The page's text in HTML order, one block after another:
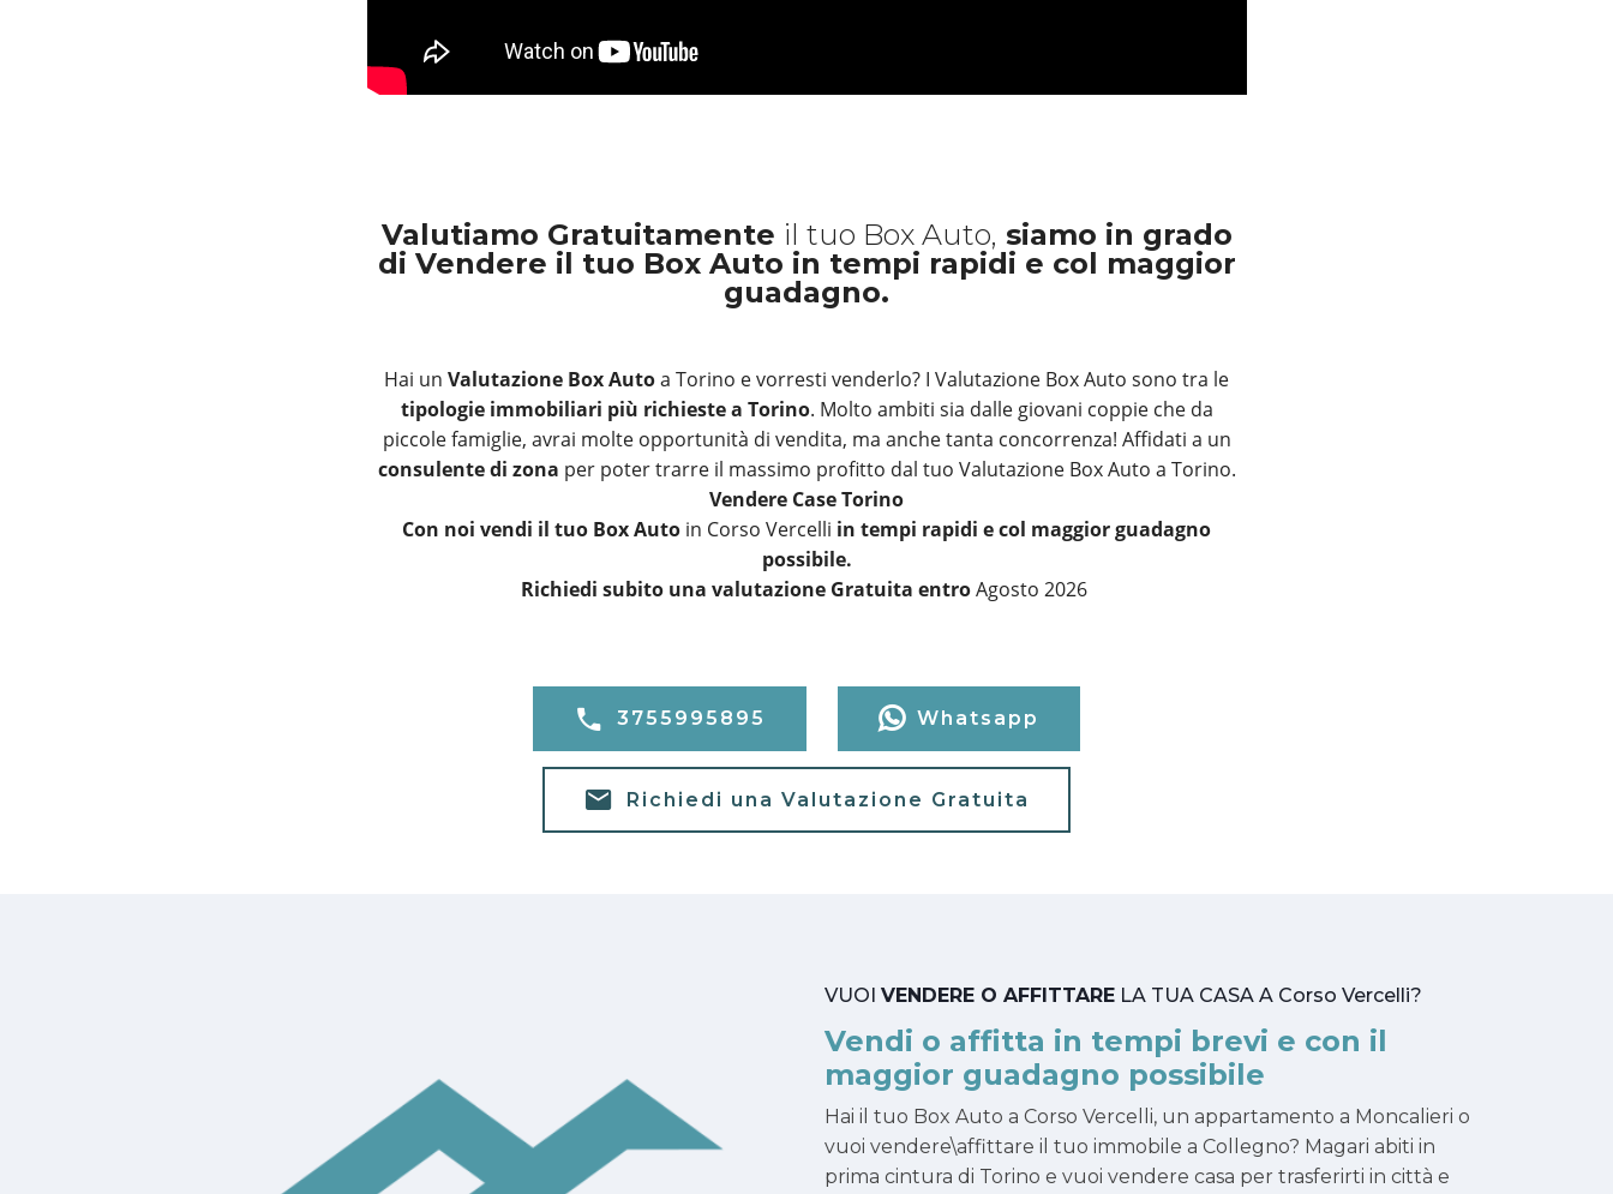
Valutiamo Gratuitamente il tuo Box Auto, siamo in grado
di Vendere il tuo Box Auto in tempi rapidi e col maggior
guadagno.
Hai un Valutazione Box Autoa Torino e vorresti venderlo? I Valutazione Box Auto sono tra le
tipologie immobiliari più richieste a Torino. Molto ambiti sia dalle giovani coppie che da
piccole famiglie, avrai molte opportunità di vendita, ma anche tanta concorrenza! Affidati a un
consulente di zona per poter trarre il massimo profitto dal tuo Valutazione Box Auto a Torino.
Vendere Case Torino
Con noi vendi il tuo Box Auto in Corso Vercelli in tempi rapidi e col maggior guadagno
possibile.
Richiedi subito una valutazione Gratuita entroAgosto 2026
3755995895 Whatsapp
Richiedi una Valutazione Gratuita
VUOI VENDERE O AFFITTARE LA TUA CASA A Corso Vercelli?
Vendi o affitta in tempi brevi e con il
maggior guadagno possibile
Hai il tuo Box Auto a Corso Vercelli, un appartamento a Moncalieri o
vuoi vendere\affittare il tuo immobile a Collegno? Magari abiti in
prima cintura di Torino e vuoi vendere casa per trasferirti in città e